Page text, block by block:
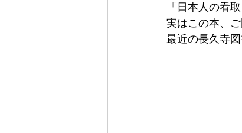
「日本人の看
実はこの本、
最近の長久寺